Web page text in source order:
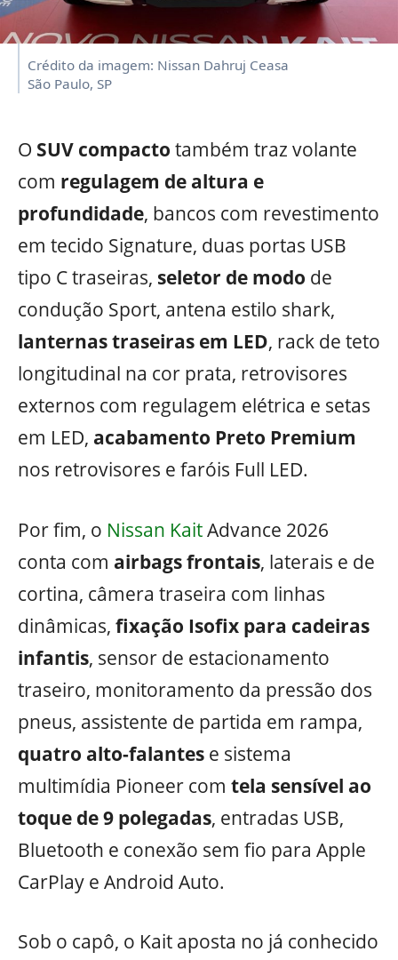
Crédito da imagem: Nissan Dahruj Ceasa
São Paulo, SP
O SUV compacto também traz volante
com regulagem de altura e
profundidade, bancos com revestimento
em tecido Signature, duas portas USB
tipo C traseiras, seletor de modo de
condução Sport, antena estilo shark,
lanternas traseiras em LED, rack de teto
longitudinal na cor prata, retrovisores
externos com regulagem elétrica e setas
em LED, acabamento Preto Premium
nos retrovisores e faróis Full LED.
Por fim, o Nissan KaitAdvance 2026
conta com airbags frontais, laterais e de
cortina, câmera traseira com linhas
dinâmicas, fixação Isofix para cadeiras
infantis, sensor de estacionamento
traseiro, monitoramento da pressão dos
pneus, assistente de partida em rampa,
quatro alto-falantes e sistema
multimídia Pioneer com tela sensível ao
toque de 9 polegadas, entradas USB,
Bluetooth e conexão sem fio para Apple
CarPlay e Android Auto.
Sob o capô, o Kait aposta no já conhecido